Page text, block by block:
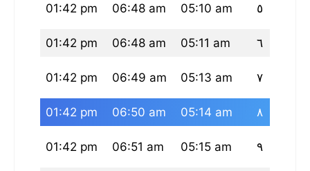
٥ 05:10 am
06:48 am
01:42 pm
٦ 05:11 am
06:48 am
01:42 pm
٧ 05:13 am
06:49 am
01:42 pm
٨ 05:14 am
06:50 am
01:42 pm
٩ 05:15 am
06:51 am
01:42 pm